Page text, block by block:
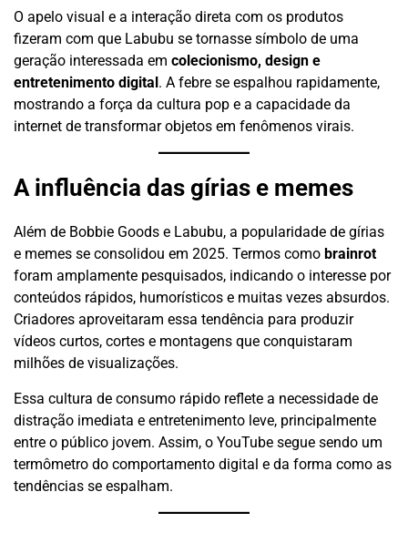
O apelo visual e a interação direta com os produtos
fizeram com que Labubu se tornasse símbolo de uma
geração interessada em colecionismo, design e
entretenimento digital . A febre se espalhou rapidamente,
mostrando a força da cultura pop e a capacidade da
internet de transformar objetos em fenômenos virais.
A influência das gírias e memes
Além de Bobbie Goods e Labubu, a popularidade de gírias
e memes se consolidou em 2025. Termos como brainrot
foram amplamente pesquisados, indicando o interesse por
conteúdos rápidos, humorísticos e muitas vezes absurdos.
Criadores aproveitaram essa tendência para produzir
vídeos curtos, cortes e montagens que conquistaram
milhões de visualizações.
Essa cultura de consumo rápido reflete a necessidade de
distração imediata e entretenimento leve, principalmente
entre o público jovem. Assim, o YouTube segue sendo um
termômetro do comportamento digital e da forma como as
tendências se espalham.